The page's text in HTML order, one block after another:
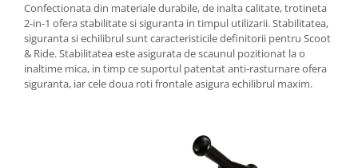
Confectionata din materiale durabile, de inalta calitate, trotineta
2-in-1 ofera stabilitate si siguranta in timpul utilizarii. Stabilitatea,
siguranta si echilibrul sunt caracteristicile definitorii pentru Scoot
& Ride. Stabilitatea este asigurata de scaunul pozitionat la o
inaltime mica, in timp ce suportul patentat anti-rasturnare ofera
siguranta, iar cele doua roti frontale asigura echilibrul maxim.